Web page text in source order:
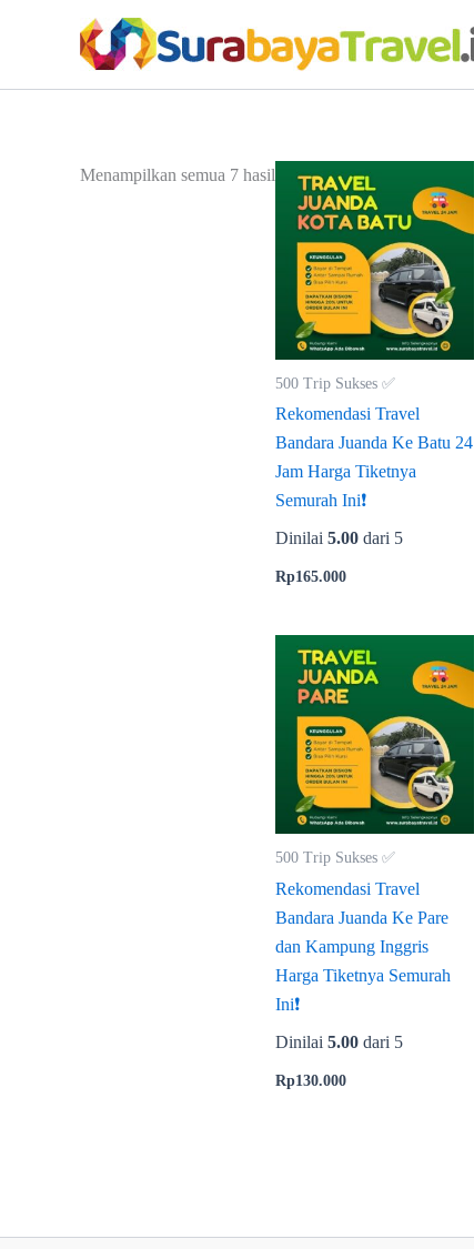
Menampilkan semua 7 hasil Diurutkan
menurut
yang
terbaru
500 Trip Sukses ✅
Rekomendasi Travel
Bandara Juanda Ke Batu 24
Jam Harga Tiketnya
Semurah Ini❗
Dinilai 5.00 dari 5
Rp165.000
500 Trip Sukses ✅
Rekomendasi Travel
Bandara Juanda Ke Pare
dan Kampung Inggris
Harga Tiketnya Semurah
Ini❗
Dinilai 5.00 dari 5
Rp130.000